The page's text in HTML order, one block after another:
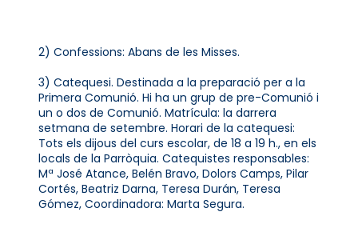
2) Confessions: Abans de les Misses.
3) Catequesi. Destinada a la preparació per a la
Primera Comunió. Hi ha un grup de pre-Comunió i
un o dos de Comunió. Matrícula: la darrera
setmana de setembre. Horari de la catequesi:
Tots els dijous del curs escolar, de 18 a 19 h., en els
locals de la Parròquia. Catequistes responsables:
Mª José Atance, Belén Bravo, Dolors Camps, Pilar
Cortés, Beatriz Darna, Teresa Durán, Teresa
Gómez, Coordinadora: Marta Segura.